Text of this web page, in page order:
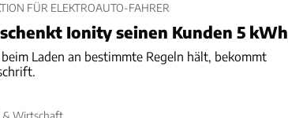
FÜR ELEKTROAUTO-FAHRER
Ionity seinen Kunden 5 kWh
Laden an bestimmte Regeln hält, bekommt
& Wirtschaft